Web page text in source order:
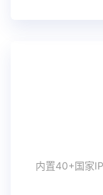
内置40+国家